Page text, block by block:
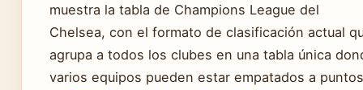
muestra la tabla de Champions League del
Chelsea, con el formato de clasificación actual
agrupa a todos los clubes en una tabla única
varios equipos pueden estar empatados a